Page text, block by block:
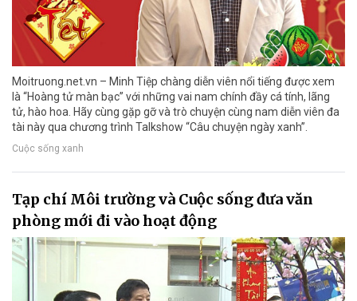
Moitruong.net.vn – Minh Tiệp chàng diễn viên nổi tiếng được xem
là “Hoàng tử màn bạc” với những vai nam chính đầy cá tính, lãng
tử, hào hoa. Hãy cùng gặp gỡ và trò chuyện cùng nam diễn viên đa
tài này qua chương trình Talkshow “Câu chuyện ngày xanh”.
Cuộc sống xanh
Tạp chí Môi trường và Cuộc sống đưa văn
phòng mới đi vào hoạt động